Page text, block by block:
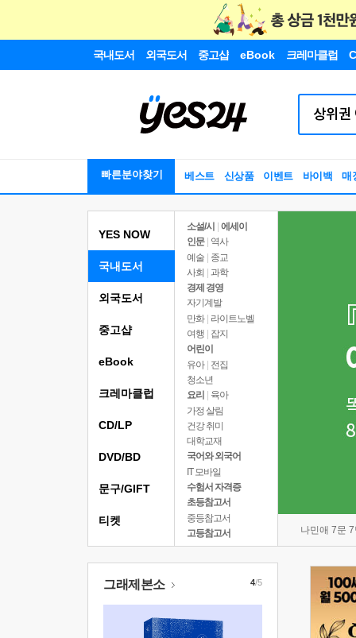
국내도서 외국도서 중고샵 eBook 크레마클럽
빠른분야찾기 베스트 신상품 이벤트 바이백 매
YES NOW
국내도서
소설/시
에세이
인문
역사
예술 | 종교
사회 | 과학
경제 경영
자기계발
만화 | 라이트노벨
여행
잡지
어린이
유아 | 전집
청소년
요리
육아
가정 살림
건강 취미
대학교재
국어와 외국어
IT 모바일
수험서 자격증
초등참고서
중등참고서
고등참고서
나민애 7문
외국도서
중고샵
eBook
크레마클럽
CD/LP
DVD/BD
문구/GIFT
티켓
그래제본소 4/5